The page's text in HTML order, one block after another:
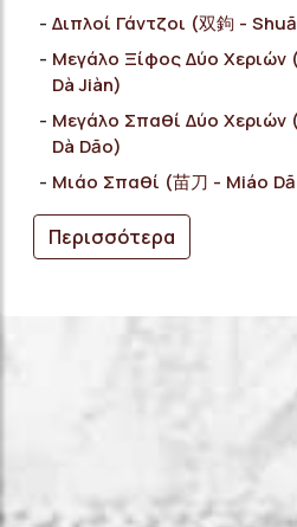
Διπλοί Γάντζοι (双鉤 -
Μεγάλο Ξίφος Δύο Χεριών
Dà Jiàn)
Μεγάλο Σπαθί Δύο Χεριών
Dà Dāo)
Μιάο Σπαθί (苗刀 - Miáo
Περισσότερα